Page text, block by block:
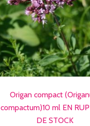
Origan compact
compactum)10 ml EN
DE STOCK